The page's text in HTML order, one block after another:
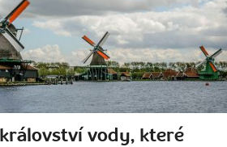
vody, které